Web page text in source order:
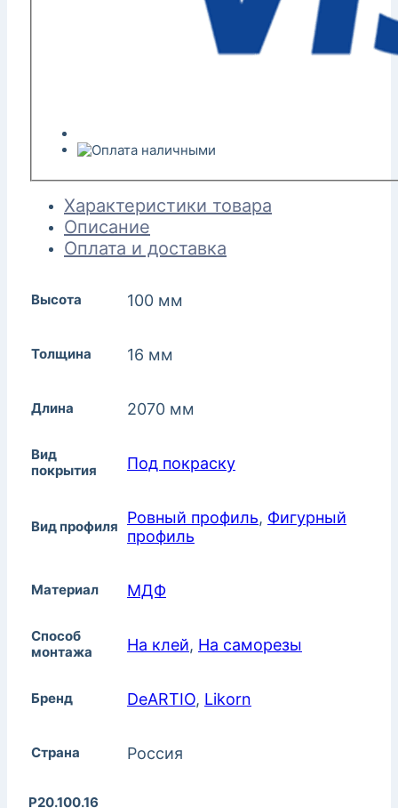
Характеристики товара
Описание
Оплата и доставка
Высота 100 мм
Толщина 16 мм
Длина 2070 мм
Вид
покрытия
Под покраску
Вид профиля Ровный профиль, Фигурный
профиль
Материал МДФ
Способ
монтажа
На клей, На саморезы
Бренд DeARTIO, Likorn
Страна Россия
P20.100.16